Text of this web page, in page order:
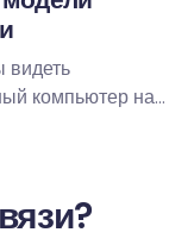
видеть
компьютер на